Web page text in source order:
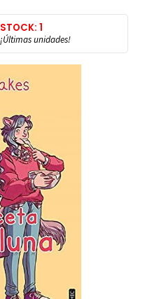
STOCK: 1
¡Últimas unidades!